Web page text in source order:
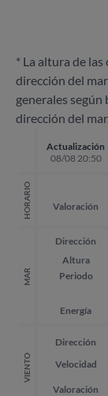
* La altura de las
dirección del
generales según
dirección del
Actualización
08/08 20:50
HORARIO Valoración
MAR
Dirección
Altura
Periodo
Energía
VIENTO
Dirección
Velocidad
Valoración